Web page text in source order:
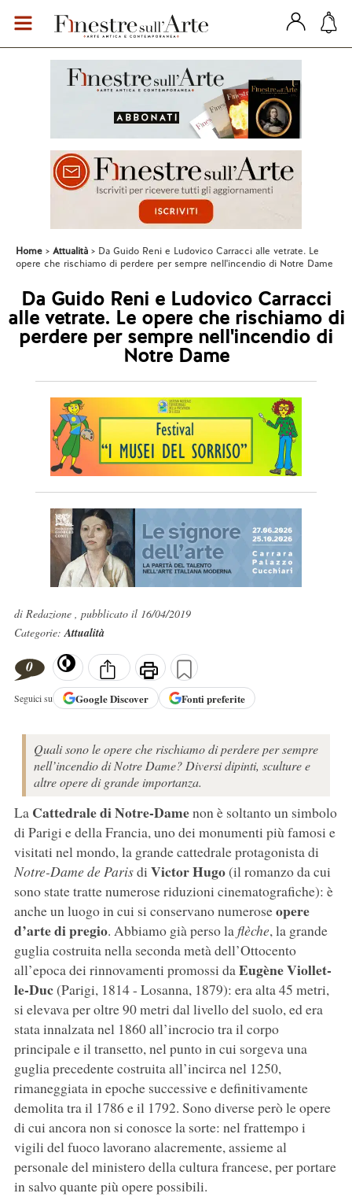
Home Attualità
Da Guido Reni e Ludovico Carracci alle vetrate. Le
opere che rischiamo di perdere per sempre nell'incendio di Notre Dame
Da Guido Reni e Ludovico Carracci
alle vetrate. Le opere che rischiamo di
perdere per sempre nell'incendio di
Notre Dame
di Redazione , pubblicato il 16/04/2019
Categorie:Attualità
0
Seguici su GoogleDiscover Fonti preferite
Quali sono le opere che rischiamo di perdere per sempre
nell’incendio di Notre Dame? Diversi dipinti, sculture e
altre opere di grande importanza.
La Cattedrale di Notre-Damenon è soltanto un simbolo
di Parigi e della Francia, uno dei monumenti più famosi e
visitati nel mondo, la grande cattedrale protagonista di
Notre-Dame de Parisdi Victor Hugo(il romanzo da cui
sono state tratte numerose riduzioni cinematografiche): è
anche un luogo in cui si conservano numeroseopere
d’arte di pregio. Abbiamo già perso laflèche, la grande
guglia costruita nella seconda metà dell’Ottocento
all’epoca dei rinnovamenti promossi daEugène Viollet-
le-Duc(Parigi, 1814 - Losanna, 1879): era alta 45 metri,
si elevava per oltre 90 metri dal livello del suolo, ed era
stata innalzata nel 1860 all’incrocio tra il corpo
principale e il transetto, nel punto in cui sorgeva una
guglia precedente costruita all’incirca nel 1250,
rimaneggiata in epoche successive e definitivamente
demolita tra il 1786 e il 1792. Sono diverse però le opere
di cui ancora non si conosce la sorte: nel frattempo i
vigili del fuoco lavorano alacremente, assieme al
personale del ministero della cultura francese, per portare
in salvo quante più opere possibili.